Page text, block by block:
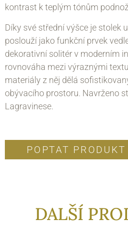
kontrast k teplým tónům
Díky své střední výšce je stolek
poslouží jako funkční prvek
dekorativní solitér v moderním
rovnováha mezi výraznými
materiály z něj dělá
obývacího prostoru. Navrženo
Lagravinese.
POPTAT PRODUKT
DALŠÍ